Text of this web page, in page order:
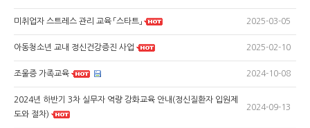
미취업자 스트레스 관리 교육 「스타트」 2025-03-05
아동청소년 교내 정신건강증진 사업 2025-02-10
조울증 가족교육 2024-10-08
2024년 하반기 3차 실무자 역량 강화교육 안내(정신질환자 입원제
도와 절차)
2024-09-13